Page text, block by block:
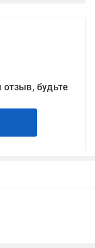
отзыв, будьте